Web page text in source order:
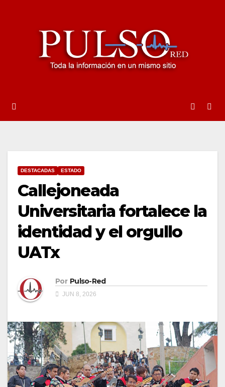
DESTACADAS ESTADO
Callejoneada
Universitaria fortalece la
identidad y el orgullo
UATx
Por Pulso-Red
JUN 8, 2026